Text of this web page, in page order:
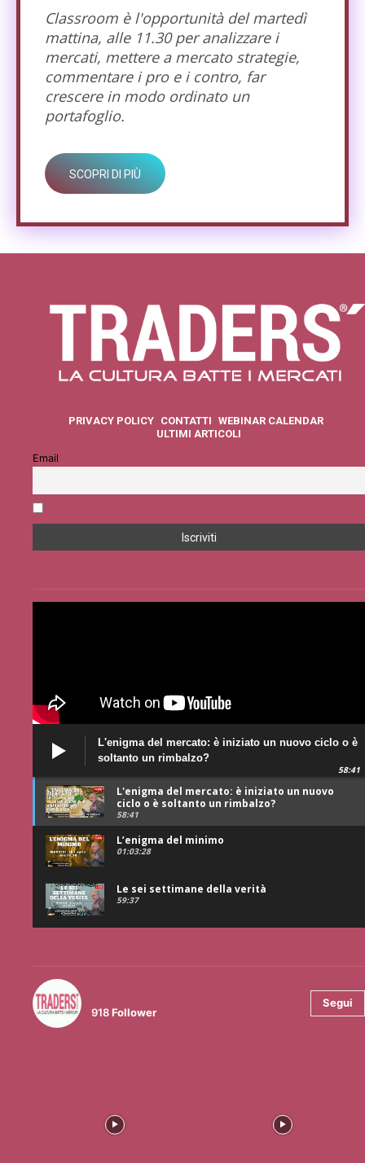
Classroom è l'opportunità del martedì
mattina, alle 11.30 per analizzare i
mercati, mettere a mercato strategie,
commentare i pro e i contro, far
crescere in modo ordinato un
portafoglio.
SCOPRI DI PIÙ
PRIVACY POLICY CONTATTI WEBINAR CALENDAR
ULTIMI ARTICOLI
Email
L'enigma del mercato: è iniziato un nuovo ciclo o è
soltanto un rimbalzo?
58:41
L'enigma del mercato: è iniziato un nuovo
ciclo o è soltanto un rimbalzo?
58:41
L’enigma del minimo
01:03:28
Le sei settimane della verità
59:37
918Follower
Segui